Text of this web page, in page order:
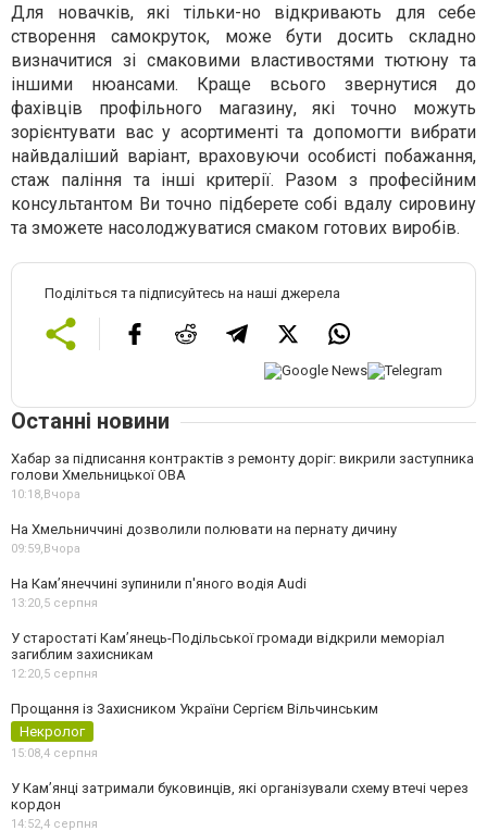
Для новачків, які тільки-но відкривають для себе
створення самокруток, може бути досить складно
визначитися зі смаковими властивостями тютюну та
іншими нюансами. Краще всього звернутися до
фахівців профільного магазину, які точно можуть
зорієнтувати вас у асортименті та допомогти вибрати
найвдаліший варіант, враховуючи особисті побажання,
стаж паління та інші критерії. Разом з професійним
консультантом Ви точно підберете собі вдалу сировину
та зможете насолоджуватися смаком готових виробів.
Поділіться та підписуйтесь на наші джерела
Останні новини
Хабар за підписання контрактів з ремонту доріг: викрили заступника
голови Хмельницької ОВА
10:18, Вчора
На Хмельниччині дозволили полювати на пернату дичину
09:59, Вчора
На Камʼянеччині зупинили п'яного водія Audi
13:20, 5 серпня
У старостаті Кам’янець-Подільської громади відкрили меморіал
загиблим захисникам
12:20, 5 серпня
Прощання із Захисником України Сергієм Вільчинським
Некролог
15:08, 4 серпня
У Кам’янці затримали буковинців, які організували схему втечі через
кордон
14:52, 4 серпня